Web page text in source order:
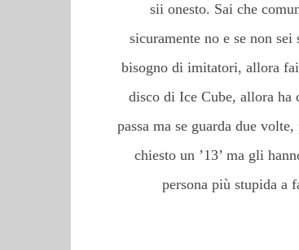
sii onesto. Sai che
sicuramente no e se non
bisogno di imitatori, allora
disco di Ice Cube, allora ha
passa ma se guarda due
chiesto un ’13’ ma gli
persona più stupida a